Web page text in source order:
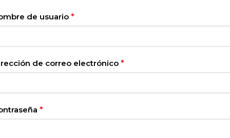
de usuario *
de correo electrónico *
*